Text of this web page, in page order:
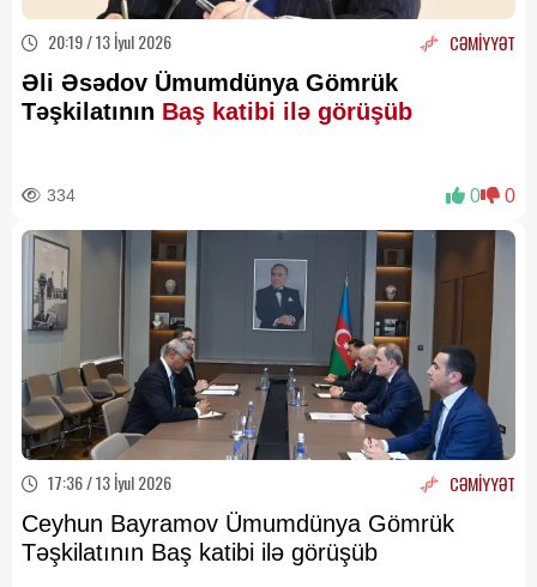
20:19 / 13 İyul 2026 CƏMİYYƏT
Əli Əsədov Ümumdünya Gömrük
Təşkilatının Baş katibi ilə görüşüb
334 0 0
17:36 / 13 İyul 2026 CƏMİYYƏT
Ceyhun Bayramov Ümumdünya Gömrük
Təşkilatının Baş katibi ilə görüşüb